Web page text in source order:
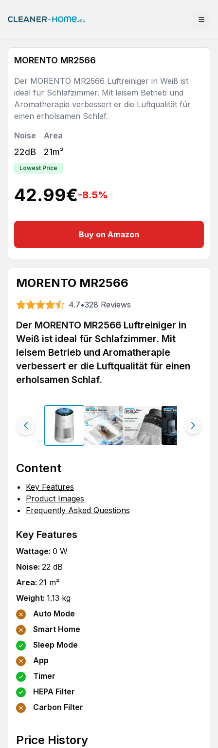
MORENTO MR2566
Der MORENTO MR2566 Luftreiniger in Weiß ist
ideal für Schlafzimmer. Mit leisem Betrieb und
Aromatherapie verbessert er die Luftqualität für
einen erholsamen Schlaf.
Noise
22dB
Area
21m²
Lowest Price
42.99€-8.5%
Buy on Amazon
MORENTO MR2566
4.7•328 Reviews
Der MORENTO MR2566 Luftreiniger in
Weiß ist ideal für Schlafzimmer. Mit
leisem Betrieb und Aromatherapie
verbessert er die Luftqualität für einen
erholsamen Schlaf.
Content
Key Features
Product Images
Frequently Asked Questions
Key Features
Wattage: 0 W
Noise: 22 dB
Area: 21 m²
Weight: 1.13 kg
Auto Mode
Smart Home
Sleep Mode
App
Timer
HEPA Filter
Carbon Filter
Price History